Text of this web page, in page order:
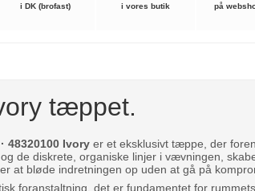
i DK (brofast)
i vores butik
på
tæppet.
48320100 Ivory er et eksklusivt tæppe, der
de diskrete, organiske linjer i vævningen,
at bløde indretningen op uden at gå på
foranstaltning, det er fundamentet for